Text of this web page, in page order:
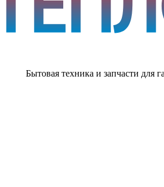
Бытовая техника и запчасти для